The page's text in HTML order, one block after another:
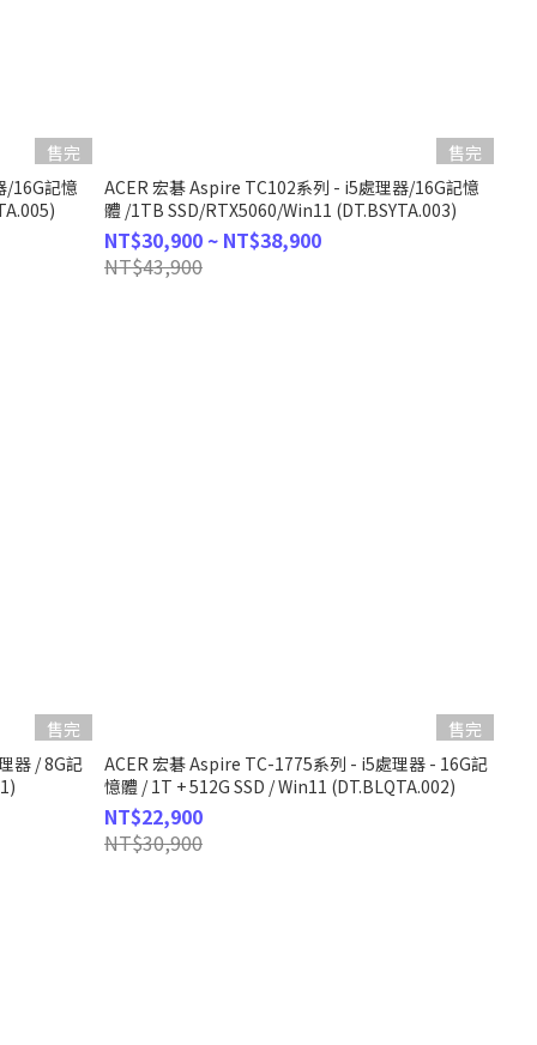
售完
/16G記憶
售完
ACER 宏碁 Aspire TC102系列 - i5處理器/16G記憶
體 /1TB SSD/RTX5060/Win11 (DT.BSYTA.003)
NT$30,900 ~ NT$38,900
NT$43,900
售完
器 / 8G記
售完
ACER 宏碁 Aspire TC-1775系列 - i5處理器 - 16G記
憶體 / 1T + 512G SSD / Win11 (DT.BLQTA.002)
NT$22,900
NT$30,900